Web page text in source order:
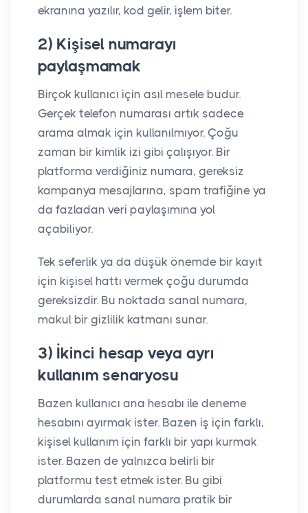
ekranına yazılır, kod gelir, işlem biter.
2) Kişisel numarayı
paylaşmamak
Birçok kullanıcı için asıl mesele budur.
Gerçek telefon numarası artık sadece
arama almak için kullanılmıyor. Çoğu
zaman bir kimlik izi gibi çalışıyor. Bir
platforma verdiğiniz numara, gereksiz
kampanya mesajlarına, spam trafiğine ya
da fazladan veri paylaşımına yol
açabiliyor.
Tek seferlik ya da düşük önemde bir kayıt
için kişisel hattı vermek çoğu durumda
gereksizdir. Bu noktada sanal numara,
makul bir gizlilik katmanı sunar.
3) İkinci hesap veya ayrı
kullanım senaryosu
Bazen kullanıcı ana hesabı ile deneme
hesabını ayırmak ister. Bazen iş için farklı,
kişisel kullanım için farklı bir yapı kurmak
ister. Bazen de yalnızca belirli bir
platformu test etmek ister. Bu gibi
durumlarda sanal numara pratik bir